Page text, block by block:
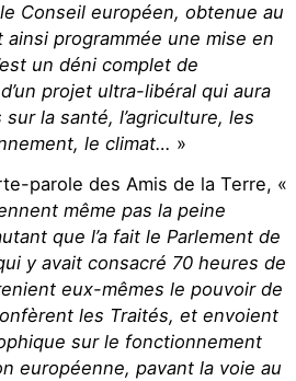
Conseil européen, obtenue au
programmée une mise en
un déni complet de
projet ultra-libéral qui aura
la santé, l’agriculture, les
le climat… »
parole des Amis de la Terre, «
même pas la peine
que l’a fait le Parlement de
y avait consacré 70 heures de
eux-mêmes le pouvoir de
les Traités, et envoient
sur le fonctionnement
européenne, pavant la voie au